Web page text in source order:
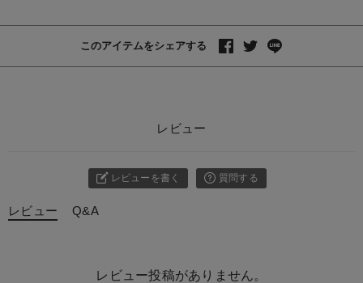
このアイテムをシェアする
レビュー
レビューを書く 質問する
レビュー Q&A
レビュー投稿がありません。